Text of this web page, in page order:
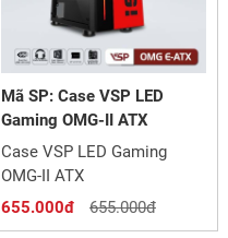
Mã SP: Case VSP LED
Gaming OMG-II ATX
Case VSP LED Gaming
OMG-II ATX
655.000đ
655.000đ